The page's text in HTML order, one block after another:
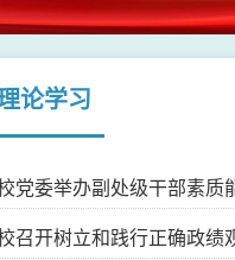
论学习
党委举办副处级干部素质
召开树立和践行正确政绩